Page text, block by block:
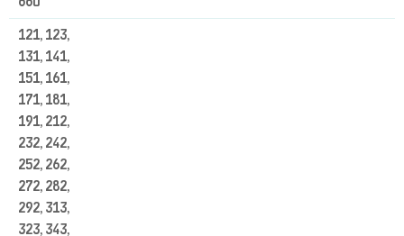
121, 123,
131, 141,
151, 161,
171, 181,
191, 212,
232, 242,
252, 262,
272, 282,
292, 313,
323, 343,